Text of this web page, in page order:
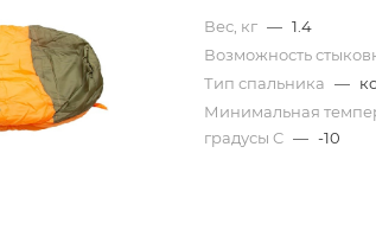
Вес, кг — 1.4
Возможность
Тип спальника —
Минимальная
градусы C — -10